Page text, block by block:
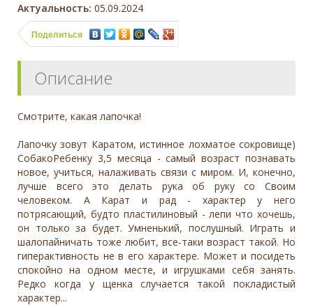
Актуальность: 05.09.2024
Поделиться
Описание
Смотрите, какая лапочка!
Лапочку зовут Каратом, истинное лохматое сокровище)
СобакоРебенку 3,5 месяца - самый возраст познавать
новое, учиться, налаживать связи с миром. И, конечно,
лучше всего это делать рука об руку со Своим
человеком. А Карат и рад - характер у него
потрясающий, будто пластилиновый - лепи что хочешь,
он только за будет. Умненький, послушный. Играть и
шалопайничать тоже любит, все-таки возраст такой. Но
гиперактивность не в его характере. Может и посидеть
спокойно на одном месте, и игрушками себя занять.
Редко когда у щенка случается такой покладистый
характер...